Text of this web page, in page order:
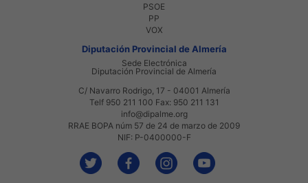
PSOE
PP
VOX
Diputación Provincial de Almería
Sede Electrónica
Diputación Provincial de Almería
C/ Navarro Rodrigo, 17 - 04001 Almería
Telf 950 211 100 Fax: 950 211 131
info@dipalme.org
RRAE BOPA núm 57 de 24 de marzo de 2009
NIF: P-0400000-F